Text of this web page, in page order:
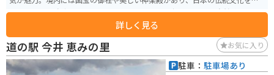
じられます。 春宮周辺はバイクでのアクセスも良好で、周囲の自然道はツー
リングに最適。駐車場も完備されており、ツーリング途中の休憩スポットと
してもおすすめ。イベント時は混雑が予想されるため、平日や早朝の訪問が
快適です。近隣には温泉地も点在しているので、1日観光を満喫できます。
詳しく見る
道の駅 今井 恵みの里 お気に入り
駐車： 駐車場あり